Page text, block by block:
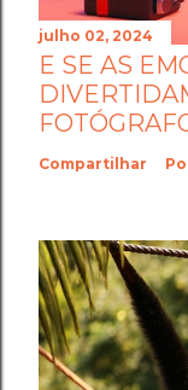
julho 02, 2024
E SE AS
Compartilhar